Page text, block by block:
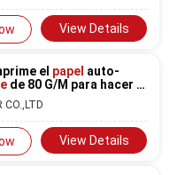
View Details
el papel auto-
de 80 G/M para hacer la
CO.,LTD
View Details